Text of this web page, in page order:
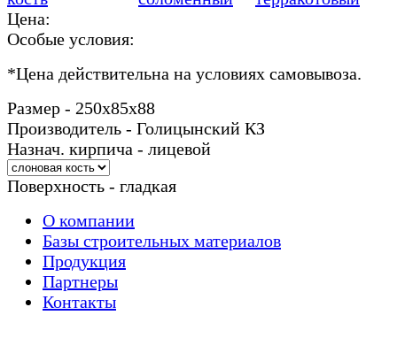
Цена:
Особые условия:
*Цена действительна на условиях самовывоза.
Размер - 250х85х88
Производитель - Голицынский КЗ
Назнач. кирпича - лицевой
Поверхность - гладкая
О компании
Базы строительных материалов
Продукция
Партнеры
Контакты